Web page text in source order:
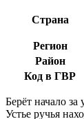
Страна
Регион
Район
Код в ГВР
Берёт начало
Устье ручья